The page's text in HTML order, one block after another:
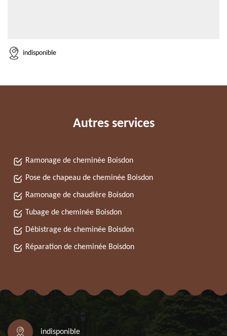
indisponible
Autres services
Ramonage de cheminée Boisdon
Pose de chapeau de cheminée Boisdon
Ramonage de chaudière Boisdon
Tubage de cheminée Boisdon
Débistrage de cheminée Boisdon
Réparation de cheminée Boisdon
indisponible